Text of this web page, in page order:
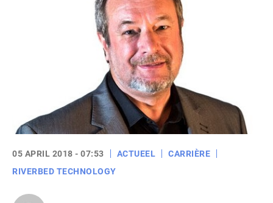
05 APRIL 2018 - 07:53 ACTUEEL
CARRIÈRE
RIVERBED TECHNOLOGY